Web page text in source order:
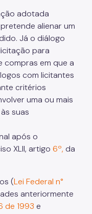
adotada
alienar um
Já o diálogo
para
compras em que a
com licitantes
critérios
uma ou mais
suas
após o
XLII, artigo 6º, da
(Lei Federal n°
anteriormente
de 1993 e